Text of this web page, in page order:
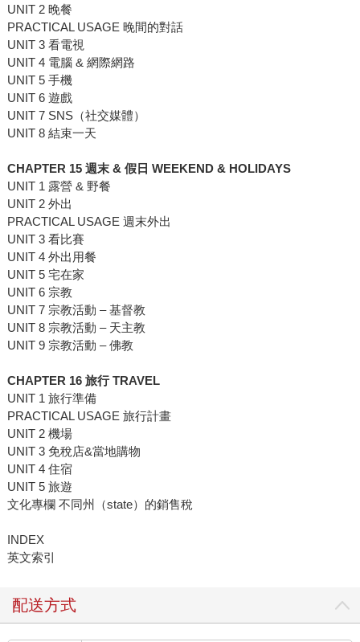
UNIT 2 晚餐
PRACTICAL USAGE 晚間的對話
UNIT 3 看電視
UNIT 4 電腦 & 網際網路
UNIT 5 手機
UNIT 6 遊戲
UNIT 7 SNS（社交媒體）
UNIT 8 結束一天
CHAPTER 15 週末 & 假日 WEEKEND & HOLIDAYS
UNIT 1 露營 & 野餐
UNIT 2 外出
PRACTICAL USAGE 週末外出
UNIT 3 看比賽
UNIT 4 外出用餐
UNIT 5 宅在家
UNIT 6 宗教
UNIT 7 宗教活動 – 基督教
UNIT 8 宗教活動 – 天主教
UNIT 9 宗教活動 – 佛教
CHAPTER 16 旅行 TRAVEL
UNIT 1 旅行準備
PRACTICAL USAGE 旅行計畫
UNIT 2 機場
UNIT 3 免稅店&當地購物
UNIT 4 住宿
UNIT 5 旅遊
文化專欄 不同州（state）的銷售稅
INDEX
英文索引
配送方式